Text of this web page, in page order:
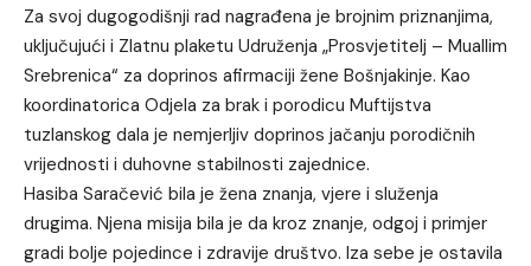
Za svoj dugogodišnji rad nagrađena je brojnim priznanjima,
uključujući i Zlatnu plaketu Udruženja „Prosvjetitelj – Muallim
Srebrenica“ za doprinos afirmaciji žene Bošnjakinje. Kao
koordinatorica Odjela za brak i porodicu Muftijstva
tuzlanskog dala je nemjerljiv doprinos jačanju porodičnih
vrijednosti i duhovne stabilnosti zajednice.
Hasiba Saračević bila je žena znanja, vjere i služenja
drugima. Njena misija bila je da kroz znanje, odgoj i primjer
gradi bolje pojedince i zdravije društvo. Iza sebe je ostavila